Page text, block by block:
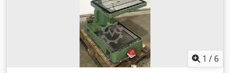
1 / 6